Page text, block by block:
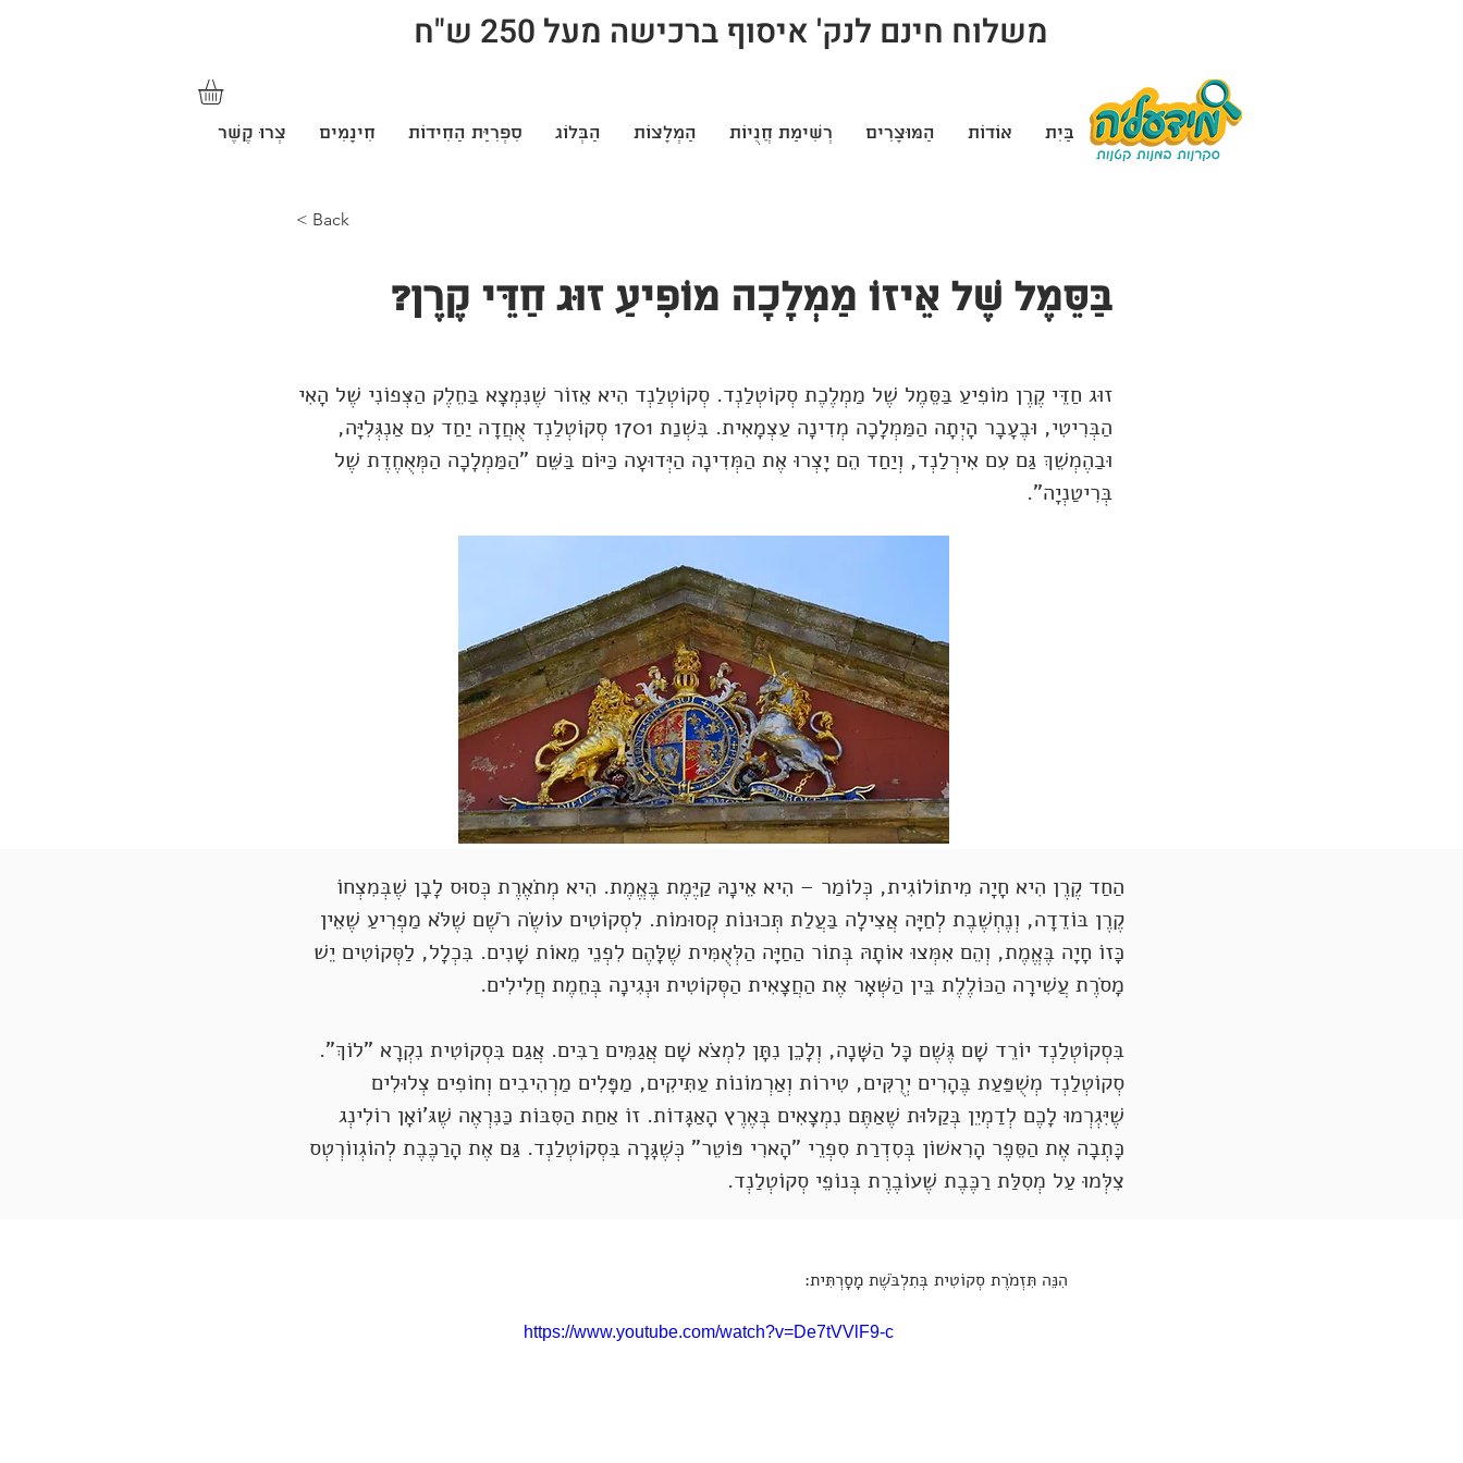
משלוח חינם לנק' איסוף ברכישה מעל 250 ש"ח
בַּיִת אוֹדוֹת הַמּוּצָרִים רְשִׁימַת חֲנֻיוֹת הַמְלָצוֹת הַבְּלוֹג סִפְרִיַּת הַחִידוֹת חִינָמִים צְרוּ קֶשֶׁר
< Back
בַּסֵּמֶל שֶׁל אֵיזוֹ מַמְלָכָה מוֹפִיעַ זוּג חַדֵּי קֶרֶן?
זוּג חַדֵּי קֶרֶן מוֹפִיעַ בַּסֵּמֶל שֶׁל מַמְלֶכֶת סְקוֹטְלַנְד. סְקוֹטְלַנְד הִיא אֵזוֹר שֶׁנִּמְצָא בַּחֵלֶק הַצְּפוֹנִי שֶׁל הָאִי
הַבְּרִיטִי, וּבֶעָבָר הָיְתָה הַמַּמְלָכָה מְדִינָה עַצְמָאִית. בִּשְׁנַת 1701 סְקוֹטְלַנְד אֻחֲדָה יַחַד עִם אַנְגְּלִיָּה,
וּבַהֶמְשֵׁךְ גַּם עִם אִירְלַנְד, וְיַחַד הֵם יָצְרוּ אֶת הַמְּדִינָה הַיְּדוּעָה כַּיּוֹם בַּשֵּׁם "הַמַּמְלָכָה הַמְּאֻחֶדֶת שֶׁל
בְּרִיטַנְיָה".
הַחַד קֶרֶן הִיא חָיָה מִיתוֹלוֹגִית, כְּלוֹמַר – הִיא אֵינָהּ קַיֶּמֶת בֶּאֱמֶת. הִיא מְתֹאֶרֶת כְּסוּס לָבָן שֶׁבְּמִצְחוֹ
קֶרֶן בּוֹדֵדָה, וְנֶחְשֶׁבֶת לְחַיָּה אֲצִילָה בַּעֲלַת תְּכוּנוֹת קְסוּמוֹת. לִסְקוֹטִים עוֹשֶׂה רֹשֶׁם שֶׁלֹּא מַפְרִיעַ שֶׁאֵין
כָּזוֹ חָיָה בֶּאֱמֶת, וְהֵם אִמְּצוּ אוֹתָהּ בְּתוֹר הַחַיָּה הַלְּאֻמִּית שֶׁלָּהֶם לִפְנֵי מֵאוֹת שָׁנִים. בִּכְלָל, לַסְּקוֹטִים יֵשׁ
מָסֹרֶת עֲשִׁירָה הַכּוֹלֶלֶת בֵּין הַשְּׁאָר אֶת הַחֲצָאִית הַסְּקוֹטִית וּנְגִינָה בְּחֵמֶת חֲלִילִים.
בִּסְקוֹטְלַנְד יוֹרֵד שָׁם גֶּשֶׁם כָּל הַשָּׁנָה, וְלָכֵן נִתָּן לִמְצֹא שָׁם אֲגַמִּים רַבִּים. אֲגַם בִּסְקוֹטִית נִקְרָא "לוֹךְ".
סְקוֹטְלַנְד מְשֻׁפַּעַת בֶּהָרִים יְרֻקִּים, טִירוֹת וְאַרְמוֹנוֹת עַתִּיקִים, מַפָּלִים מַרְהִיבִים וְחוֹפִים צְלוּלִים
שֶׁיִּגְרְמוּ לָכֶם לְדַמְיֵן בְּקַלּוּת שֶׁאַתֶּם נִמְצָאִים בְּאֶרֶץ הָאַגָּדוֹת. זוֹ אַחַת הַסִּבּוֹת כַּנִּרְאֶה שֶׁגּ'וֹאָן רוֹלִינְג
כָּתְבָה אֶת הַסֵּפֶר הָרִאשׁוֹן בְּסִדְרַת סִפְרֵי "הָארִי פּוֹטֵר" כְּשֶׁגָּרָה בִּסְקוֹטְלַנְד. גַּם אֶת הָרַכֶּבֶת לְהוֹגְווֹרְטְס
צִלְּמוּ עַל מְסִלַּת רַכֶּבֶת שֶׁעוֹבֶרֶת בְּנוֹפֵי סְקוֹטְלַנְד.
הִנֵּה תִּזְמֹרֶת סְקוֹטִית בְּתִלְבֹּשֶׁת מָסָרְתִּית:
https://www.youtube.com/watch?v=De7tVVlF9-c